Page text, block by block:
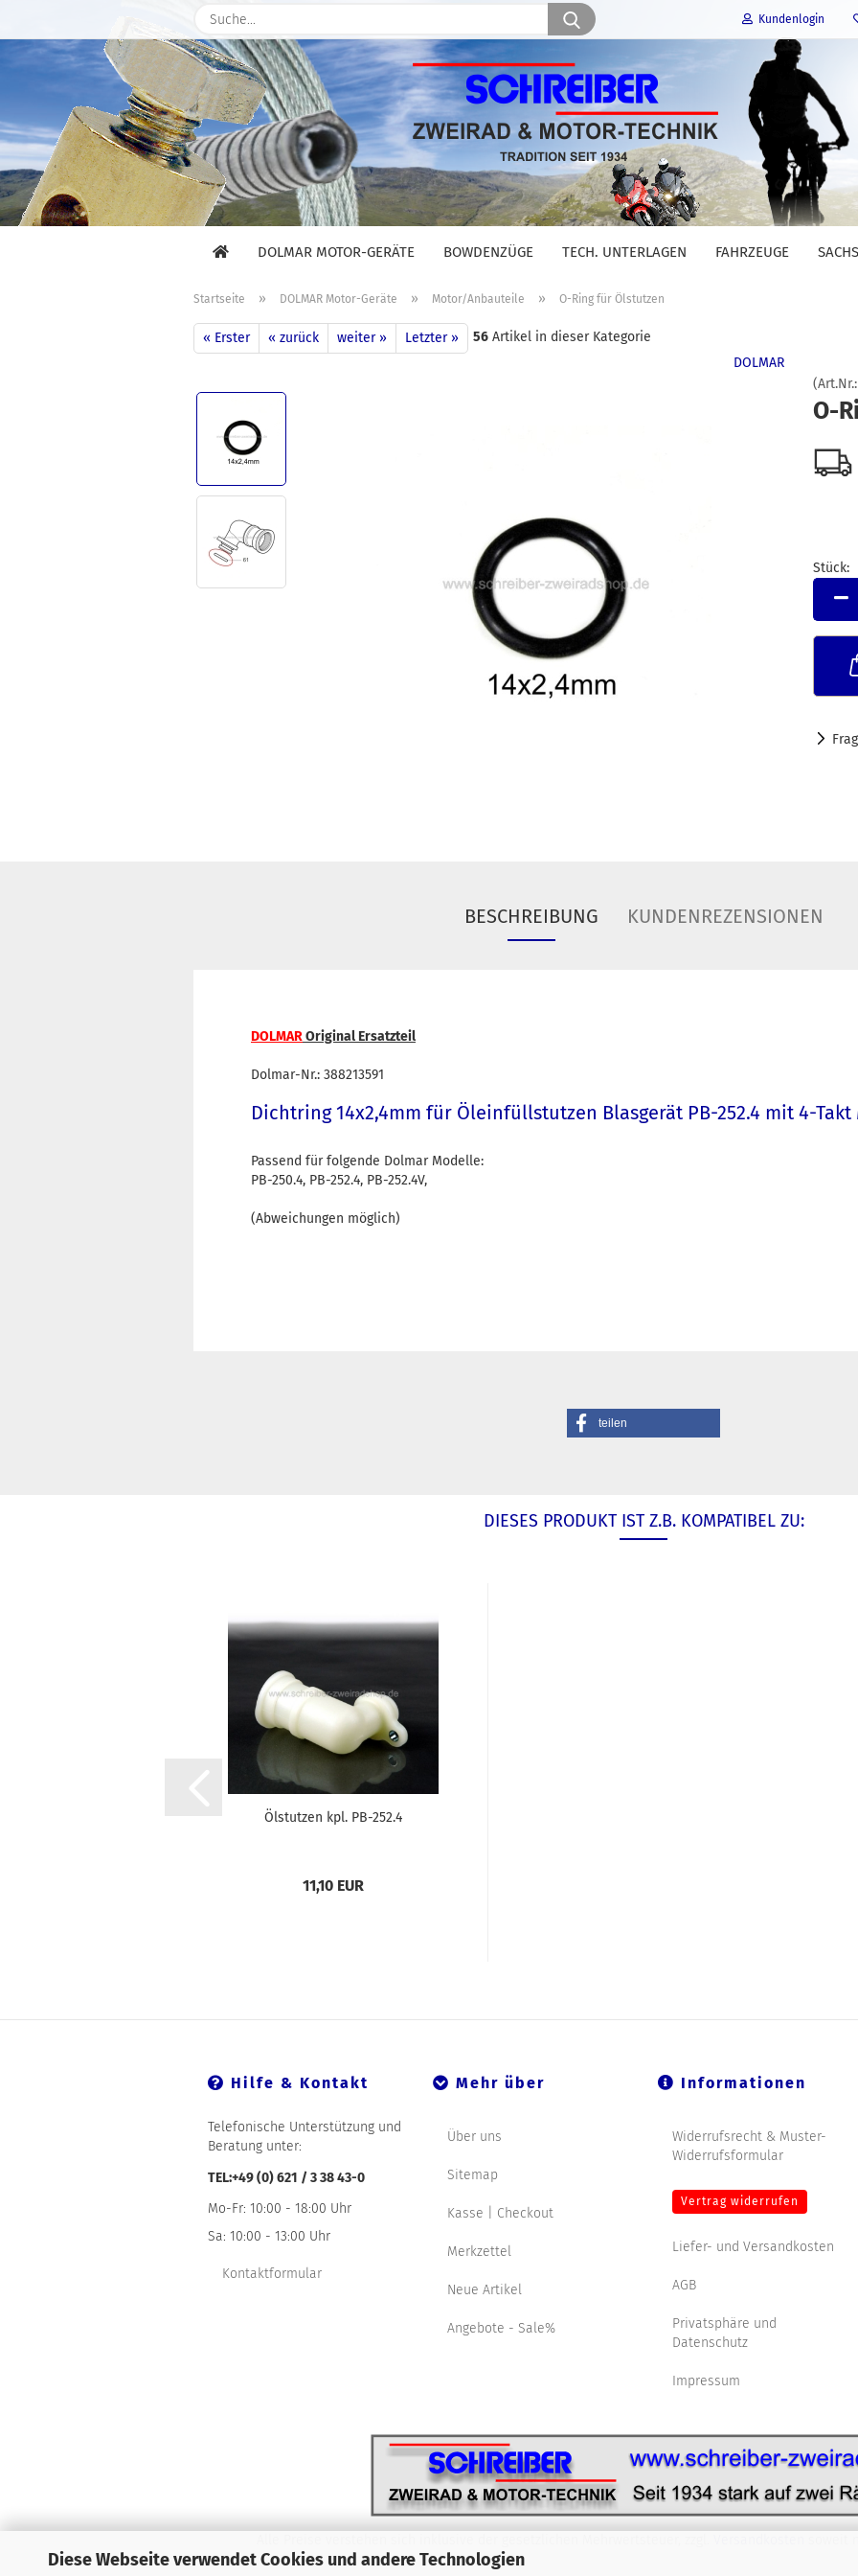
Diese Webseite verwendet Cookies und andere Technologien
Kundenlogin
E-Mail
Passwort
Konto erstellen
Suche...
DOLMAR MOTOR-GERÄTE BOWDENZÜGE TECH. UNTERLAGEN FAHRZEUGE
Startseite » DOLMAR Motor-Geräte » Motor/Anbauteile » O-Ring für Ölstutzen
« Erster « zurück weiter » Letzter » 56 Artikel in dieser Kategorie
DOLMAR
(Art.Nr.:
O-
Stück:
Stück
BESCHREIBUNG KUNDENREZENSIONEN
DOLMAROriginal Ersatzteil
Dolmar-Nr.: 388213591
Dichtring 14x2,4mm für Öleinfüllstutzen Blasgerät PB-252.4 mit 4-
Passend für folgende Dolmar Modelle:
PB-250.4, PB-252.4, PB-252.4V,
(Abweichungen möglich)
teilen
DIESES PRODUKT IST Z.B. KOMPATIBEL ZU:
Ölstutzen kpl. PB-252.4
11,10 EUR
Hilfe & Kontakt
Telefonische Unterstützung und
Beratung unter:
TEL:+49 (0) 621 / 3 38 43-0
Mo-Fr: 10:00 - 18:00 Uhr
Sa: 10:00 - 13:00 Uhr
Kontaktformular
Mehr über
Über uns
Sitemap
Kasse | Checkout
Merkzettel
Neue Artikel
Angebote - Sale%
Informationen
Widerrufsrecht & Muster-
Widerrufsformular
Vertrag widerrufen
Liefer- und Versandkosten
AGB
Privatsphäre und
Datenschutz
Impressum